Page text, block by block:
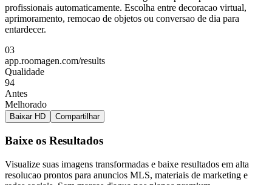
profissionais automaticamente. Escolha entre decoracao virtual,
aprimoramento, remocao de objetos ou conversao de dia para
entardecer.
03
app.roomagen.com/results
Qualidade
94
Antes
Melhorado
Baixar HD Compartilhar
Baixe os Resultados
Visualize suas imagens transformadas e baixe resultados em alta
resolucao prontos para anuncios MLS, materiais de marketing e